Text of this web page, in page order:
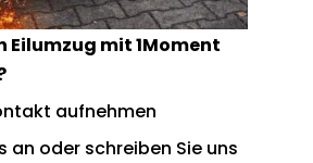
Eilumzug mit 1Moment
aufnehmen
an oder schreiben Sie uns